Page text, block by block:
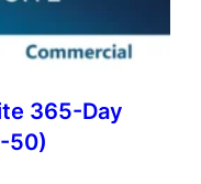
365-Day
50)